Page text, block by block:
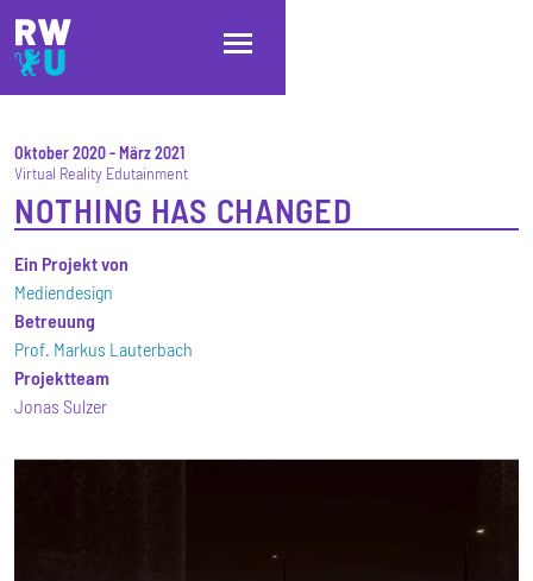
Direkt zum Inhalt
Direkt zur Hauptnavigation
Direkt zum Fußbereich
Oktober 2020-März 2021
Virtual Reality Edutainment
NOTHING HAS CHANGED
Ein Projekt von
Mediendesign
Betreuung
Prof. Markus Lauterbach
Projektteam
Jonas Sulzer